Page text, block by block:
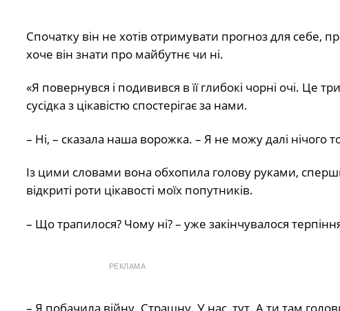
Спочатку він не хотів отримувати прогноз для себе,
хоче він знати про майбутнє чи ні.
«Я повернувся і подивився в її глибокі чорні очі. Це
сусідка з цікавістю спостерігає за нами.
– Ні, – сказала наша ворожка. – Я не можу далі нічого
Із цими словами вона обхопила голову руками,
відкриті роти цікавості моїх попутників.
– Що трапилося? Чому ні? – уже закінчувалося
РЕКЛАМА
– Я побачила війну. Страшну. У нас, тут. А ти там